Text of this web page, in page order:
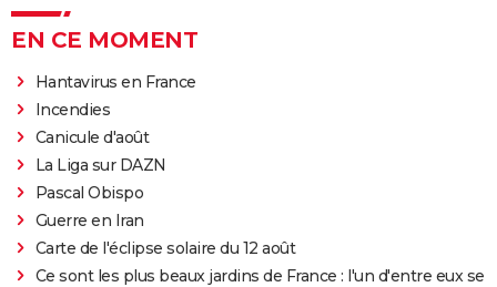
EN CE MOMENT
Hantavirus en France
Incendies
Canicule d'août
La Liga sur DAZN
Pascal Obispo
Guerre en Iran
Carte de l'éclipse solaire du 12 août
Ce sont les plus beaux jardins de France : l'un d'entre eux se